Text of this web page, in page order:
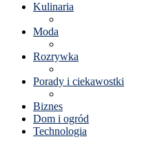
Kulinaria
Moda
Rozrywka
Porady i ciekawostki
Biznes
Dom i ogród
Technologia